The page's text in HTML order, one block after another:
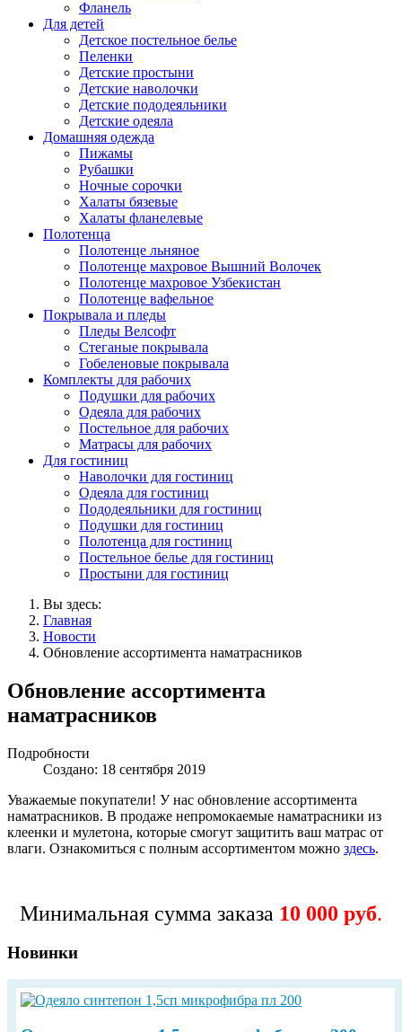
Фланель
Для детей
Детское постельное белье
Пеленки
Детские простыни
Детские наволочки
Детские пододеяльники
Детские одеяла
Домашняя одежда
Пижамы
Рубашки
Ночные сорочки
Халаты бязевые
Халаты фланелевые
Полотенца
Полотенце льняное
Полотенце махровое Вышний Волочек
Полотенце махровое Узбекистан
Полотенце вафельное
Покрывала и пледы
Пледы Велсофт
Стеганые покрывала
Гобеленовые покрывала
Комплекты для рабочих
Подушки для рабочих
Одеяла для рабочих
Постельное для рабочих
Матрасы для рабочих
Для гостиниц
Наволочки для гостиниц
Одеяла для гостиниц
Пододеяльники для гостиниц
Подушки для гостиниц
Полотенца для гостиниц
Постельное белье для гостиниц
Простыни для гостиниц
Вы здесь:
Главная
Новости
Обновление ассортимента наматрасников
Обновление ассортимента
наматрасников
Подробности
Создано: 18 сентября 2019
Уважаемые покупатели! У нас обновление ассортимента
наматрасников. В продаже непромокаемые наматрасники из
клеенки и мулетона, которые смогут защитить ваш матрас от
влаги. Ознакомиться с полным ассортиментом можно здесь.
Минимальная сумма заказа 10 000 руб.
Новинки